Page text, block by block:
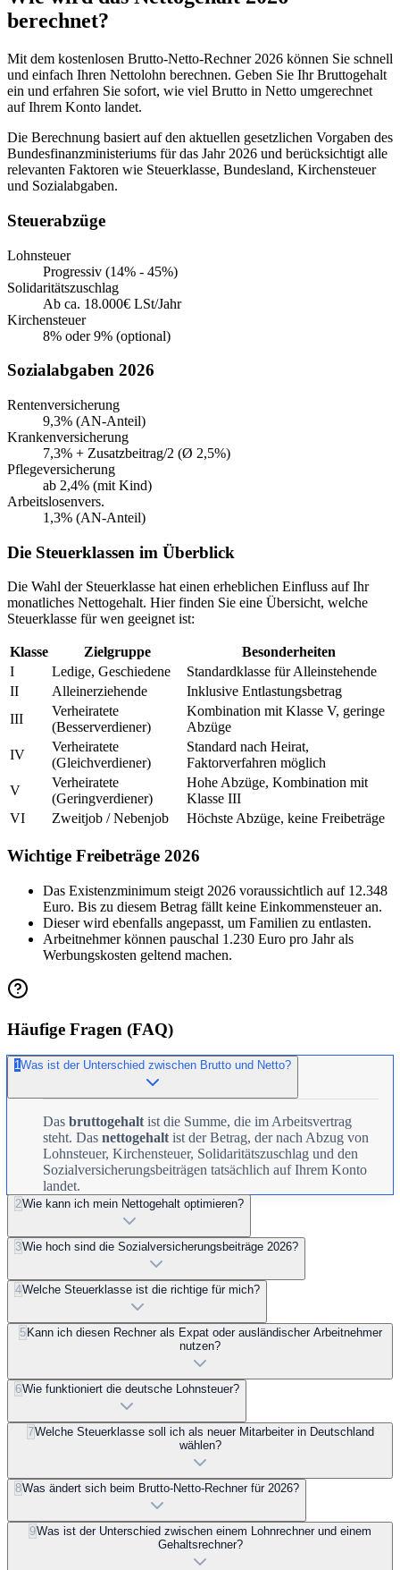
berechnet?
Mit dem kostenlosen Brutto-Netto-Rechner 2026 können Sie schnell
und einfach Ihren Nettolohn berechnen. Geben Sie Ihr Bruttogehalt
ein und erfahren Sie sofort, wie viel Brutto in Netto umgerechnet
auf Ihrem Konto landet.
Die Berechnung basiert auf den aktuellen gesetzlichen Vorgaben des
Bundesfinanzministeriums für das Jahr 2026 und berücksichtigt alle
relevanten Faktoren wie Steuerklasse, Bundesland, Kirchensteuer
und Sozialabgaben.
Steuerabzüge
Lohnsteuer
Progressiv (14% - 45%)
Solidaritätszuschlag
Ab ca. 18.000€ LSt/Jahr
Kirchensteuer
8% oder 9% (optional)
Sozialabgaben 2026
Rentenversicherung
9,3% (AN-Anteil)
Krankenversicherung
7,3% + Zusatzbeitrag/2 (Ø 2,5%)
Pflegeversicherung
ab 2,4% (mit Kind)
Arbeitslosenvers.
1,3% (AN-Anteil)
Die Steuerklassen im Überblick
Die Wahl der Steuerklasse hat einen erheblichen Einfluss auf Ihr
monatliches Nettogehalt. Hier finden Sie eine Übersicht, welche
Steuerklasse für wen geeignet ist:
Klasse Zielgruppe
Besonderheiten
I
Ledige, Geschiedene
Standardklasse für Alleinstehende
II
Alleinerziehende
Inklusive Entlastungsbetrag
III
Verheiratete
(Besserverdiener)
Kombination mit Klasse V, geringe
Abzüge
IV
Verheiratete
(Gleichverdiener)
Standard nach Heirat,
Faktorverfahren möglich
V
Verheiratete
(Geringverdiener)
Hohe Abzüge, Kombination mit
Klasse III
VI
Zweitjob / Nebenjob Höchste Abzüge, keine Freibeträge
Wichtige Freibeträge 2026
Das Existenzminimum steigt 2026 voraussichtlich auf 12.348
Euro. Bis zu diesem Betrag fällt keine Einkommensteuer an.
Dieser wird ebenfalls angepasst, um Familien zu entlasten.
Arbeitnehmer können pauschal 1.230 Euro pro Jahr als
Werbungskosten geltend machen.
Häufige Fragen (FAQ)
1Was ist der Unterschied zwischen Brutto und Netto?
Das bruttogehalt ist die Summe, die im Arbeitsvertrag
steht. Das nettogehalt ist der Betrag, der nach Abzug von
Lohnsteuer, Kirchensteuer, Solidaritätszuschlag und den
Sozialversicherungsbeiträgen tatsächlich auf Ihrem Konto
landet.
2Wie kann ich mein Nettogehalt optimieren?
3Wie hoch sind die Sozialversicherungsbeiträge 2026?
4Welche Steuerklasse ist die richtige für mich?
5 Kann ich diesen Rechner als Expat oder ausländischer Arbeitnehmer
nutzen?
6Wie funktioniert die deutsche Lohnsteuer?
7Welche Steuerklasse soll ich als neuer Mitarbeiter in Deutschland
wählen?
8Was ändert sich beim Brutto-Netto-Rechner für 2026?
9Was ist der Unterschied zwischen einem Lohnrechner und einem
Gehaltsrechner?